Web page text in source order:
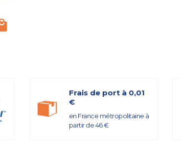
Frais de port à 0,01
€
en France métropolitaine à
partir de 46 €